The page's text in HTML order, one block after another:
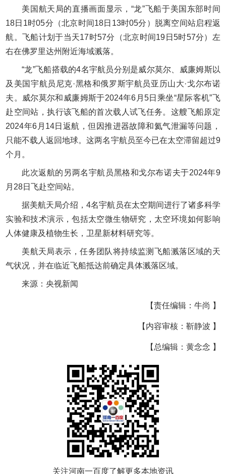
美国航天局的直播画面显示，“龙”飞船于美国东部时间
18日1时05分（北京时间18日13时05分）脱离空间站启程返
航。飞船计划于当天17时57分（北京时间19日5时57分）左
右在佛罗里达州附近海域溅落。
“龙”飞船搭载的4名宇航员分别是威尔莫尔、威廉姆斯以
及美国宇航员尼克·黑格和俄罗斯宇航员亚历山大·戈尔布诺
夫。威尔莫尔和威廉姆斯于2024年6月5日乘坐“星际客机”飞
赴空间站，执行该飞船的首次载人试飞任务。这艘飞船原定
2024年6月14日返航，但因推进器故障和氦气泄漏等问题，
只能不载人返回地球。这两名宇航员至今已在太空滞留超过9
个月。
此次返航的另两名宇航员黑格和戈尔布诺夫于2024年9
月28日飞赴空间站。
据美航天局介绍，4名宇航员在太空期间进行了诸多科学
实验和技术演示，包括太空微生物研究，太空环境如何影响
人体健康及植物生长，卫星新材料研究等。
美航天局表示，任务团队将持续监测飞船溅落区域的天
气状况，并在临近飞船抵达前确定具体溅落区域。
来源：央视新闻
【责任编辑：牛尚 】
【内容审核：靳静波 】
【总编辑：黄念念 】
关注河南一百度了解更多本地资讯